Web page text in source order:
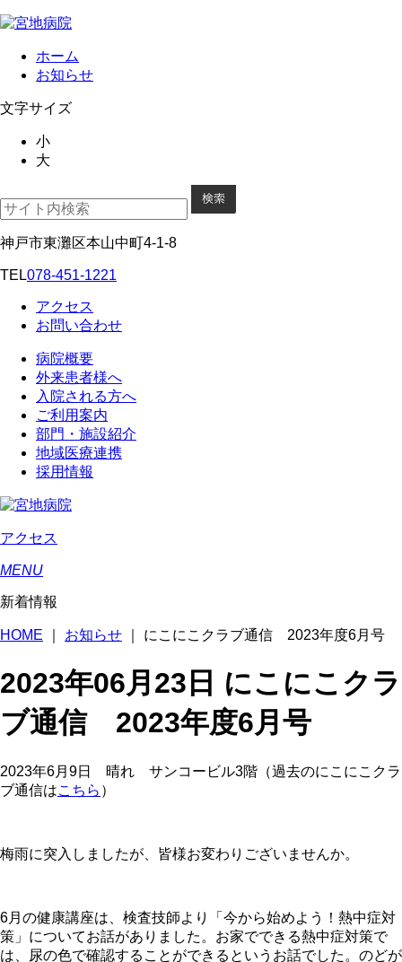
ホーム
お知らせ
文字サイズ
小
大
神戸市東灘区本山中町4-1-8
TEL078-451-1221
アクセス
お問い合わせ
病院概要
外来患者様へ
入院される方へ
ご利用案内
部門・施設紹介
地域医療連携
採用情報
アクセス
MENU
新着情報
HOME お知らせ にこにこクラブ通信 2023年度6月号
2023年06月23日 にこにこクラ
ブ通信 2023年度6月号
2023年6月 9日 晴れ サンコービル3階 （過去のにこにこクラ
ブ通信はこちら ）
梅雨に突入しましたが、皆様お変わりございませんか。
6月の健康講座は、検査技師より「今から始めよう！熱中症対
策」についてお話がありました。お家でできる熱中症対策で
は、尿の色で確認することができるというお話でした。のどが